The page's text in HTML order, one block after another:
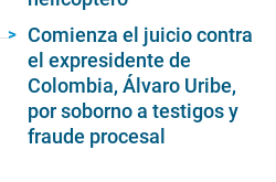
Comienza el juicio contra
el expresidente de
Colombia, Álvaro Uribe,
por soborno a testigos y
fraude procesal